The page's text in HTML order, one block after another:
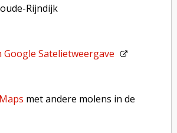
Rijndijk
Google Satelietweergave
met andere molens in de